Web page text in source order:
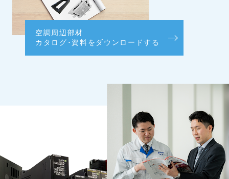
空調周辺部材
カタログ･資料をダウンロードする